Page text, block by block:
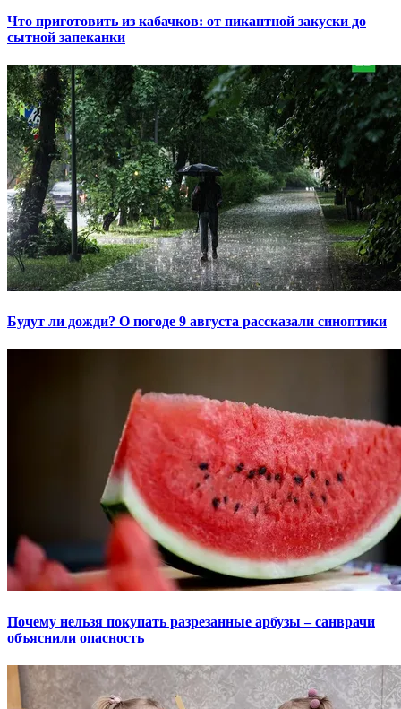
Что приготовить из кабачков: от пикантной закуски до
сытной запеканки
Будут ли дожди? О погоде 9 августа рассказали синоптики
Почему нельзя покупать разрезанные арбузы – санврачи
объяснили опасность